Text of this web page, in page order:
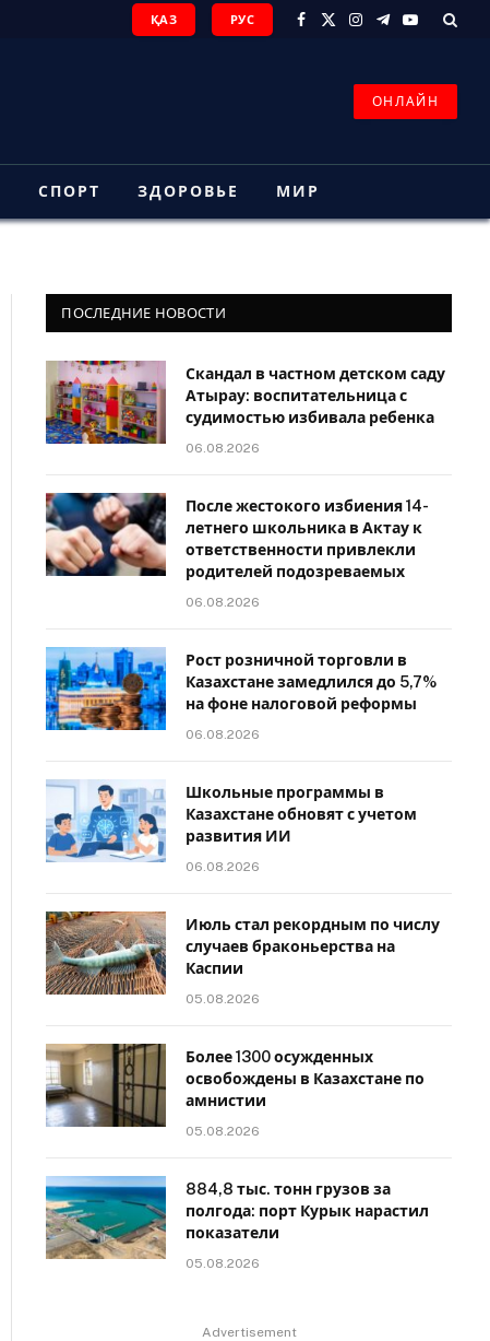
ҚАЗ РУС
Facebook
X
Instagram
Telegram
YouTube
ОНЛАЙН
СПОРТ ЗДОРОВЬЕ МИР
ПОСЛЕДНИЕ НОВОСТИ
Скандал в частном детском саду
Атырау: воспитательница с
судимостью избивала ребенка
06.08.2026
После жестокого избиения 14-
летнего школьника в Актау к
ответственности привлекли
родителей подозреваемых
06.08.2026
Рост розничной торговли в
Казахстане замедлился до 5,7%
на фоне налоговой реформы
06.08.2026
Школьные программы в
Казахстане обновят с учетом
развития ИИ
06.08.2026
Июль стал рекордным по числу
случаев браконьерства на
Каспии
05.08.2026
Более 1300 осужденных
освобождены в Казахстане по
амнистии
05.08.2026
884,8 тыс. тонн грузов за
полгода: порт Курык нарастил
показатели
05.08.2026
Advertisement